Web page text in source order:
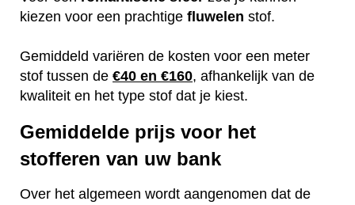
kiezen voor een prachtige fluwelen stof.
Gemiddeld variëren de kosten voor een meter
stof tussen de €40 en €160, afhankelijk van de
kwaliteit en het type stof dat je kiest.
Gemiddelde prijs voor het
stofferen van uw bank
Over het algemeen wordt aangenomen dat de